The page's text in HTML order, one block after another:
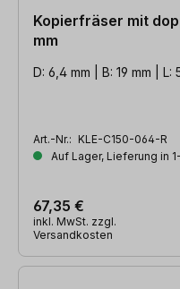
Kopierfräser mit
mm
D: 6,4 mm | B: 19 mm | L:
Art.-Nr.: KLE-C150-064-R
Auf Lager, Lieferung in
67,35 €
inkl. MwSt. zzgl.
Versandkosten